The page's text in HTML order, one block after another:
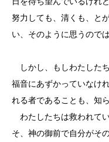
努力しても、清くも、と
い、そのように思うので
しかし、もしわたした
福音にあずかっていなけ
れる者であることも、知
わたしたちは救われて
そ、神の御前で自分がそ